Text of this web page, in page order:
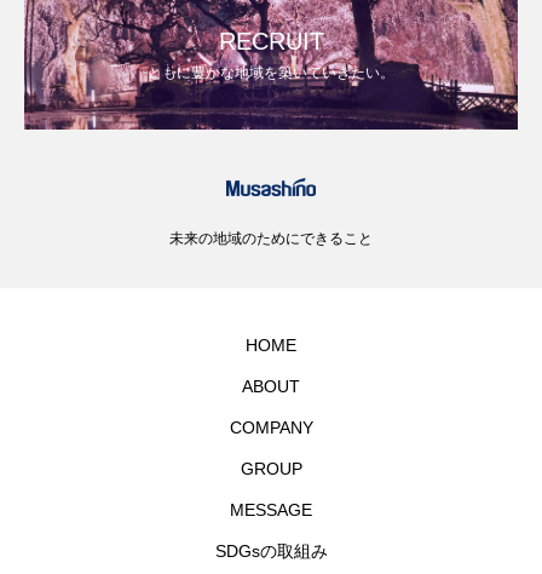
RECRUIT
ともに豊かな地域を築いていきたい。
未来の地域のためにできること
HOME
ABOUT
COMPANY
GROUP
MESSAGE
SDGsの取組み